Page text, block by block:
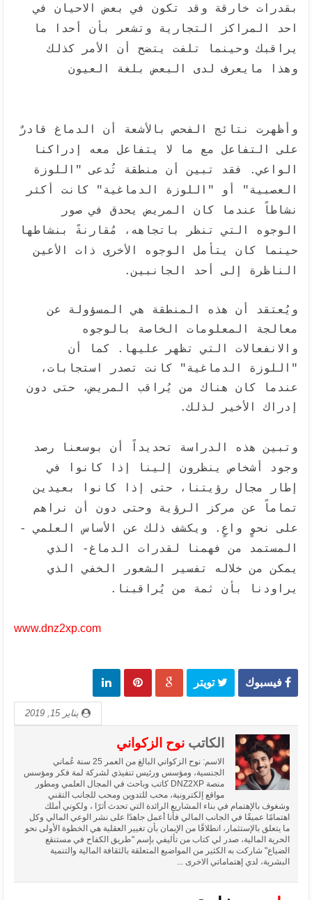
بقدرات خارقة وقد تكون في بعض الاحيان في
احد المراكز التجارية وتشعر بأن أحدا ما
يراقبك وحينما تلفت يتضح أن الأمر كذلك
وهذا مايعرف لدى البعض بلغة العيون
وأظهرت نتائج الفحص بالأشعة أن الدماغ قادرٌ
على التفاعل مع ما لا يتفاعل معه إدراكنا
الواعي. فقد تبين أن منطقة تُدعى "اللوزة
العصبية" أو "اللوزة الدماغية" كانت أكثر
نشاطاً عندما كان المريض يحدق في صور
الوجوه التي تنظر باتجاهه، مُقارنةً بنشاطها
حينما كان يتأمل الوجوه الأخرى ذات الأعين
الناظرة إلى أحد الجانبين.
ويُعتقد أن هذه المنطقة هي المسؤولة عن
معالجة المعلومات الخاصة بالوجوه
والانفعالات التي تظهر عليها. كما أن
"اللوزة الدماغية" كانت تصدر استجابات،
عندما كان هناك من يُراقب المريض، حتى دون
إدراك الأخير لذلك.
وتبين هذه الدراسة تحديداً أن بوسعنا رصد
وجود أشخاص ينظرون إلينا إذا كانوا في
إطار مجال رؤيتنا، حتى إذا كانوا بعيدين
تماماً عن مركز الرؤية وحتى دون أن نراهم
على نحوٍ واعٍ. ويكشف ذلك عن الأساس العلمي -
المستمد من فهمنا لقدرات الدماغ- الذي
يمكن من خلاله تفسير الشعور الخفي الذي
يراودنا بأن ثمة من يُراقبنا.
www.dnz2xp.com
فيسبوك تويتر
يناير 15, 2019
الكاتبنوح الزكواني
الاسم: نوح الزكواني البالغ من العمر 25 سنة عُماني
الجنسية، ومؤسس ورئيس تنفيذي لشركة لمة فكر ومؤسس
منصة DNZ2XP كاتب وباحث في المجال العلمي ومطور
مواقع إلكترونية، محب للتدوين ومحب للجانب التقني
وشغوف بالإهتمام في بناء المشاريع الرائدة التي تحدث أثرًا ، ولكوني أملك
اهتمامًا عميقًا في الجانب المالي فأنا أعمل جاهدًا على نشر الوعي المالي وكل
ما يتعلق بالإستثمار، انطلاقًا من الإيمان بأن تغيير العقلية هي الخطوة الأولى نحو
الحرية المالية، صدر لي كتاب من تأليفي بإسم "طريق الكفاح في مستنقع
الضياع" شاركت به الكثير من المواضيع المتعلقة بالثقافة المالية والتنمية
البشرية، لدي إهتماماتي الاخرى ...